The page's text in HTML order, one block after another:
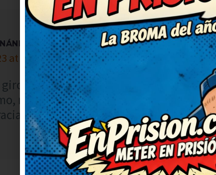
at 10:11
RESPONDER
giro final, súper ingenioso. El juego de
me ha sorprendido. Me ha cambiado el
¡Más de estos, por favor! Me alegran